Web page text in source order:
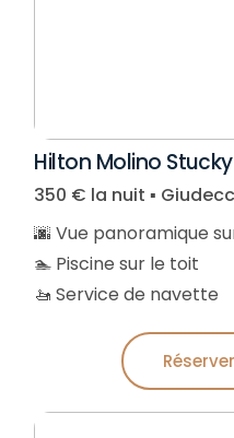
Hilton Molino
350 € la nuit ▪︎
🌆 Vue panoramique
🏊 Piscine sur le toit
🚤 Service de navette